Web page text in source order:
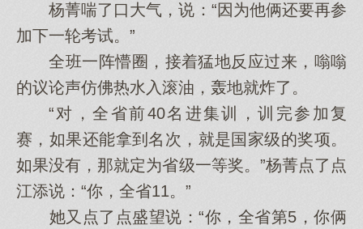
杨菁喘了口大气，说：“因为他俩还要再参
加下一轮考试。”
全班一阵懵圈，接着猛地反应过来，嗡嗡
的议论声仿佛热水入滚油，轰地就炸了。
“对，全省前40名进集训，训完参加复
赛，如果还能拿到名次，就是国家级的奖项。
如果没有，那就定为省级一等奖。”杨菁点了点
江添说：“你，全省11。”
她又点了点盛望说：“你，全省第5，你俩